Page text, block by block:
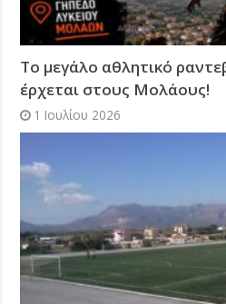
Το μεγάλο αθλητικό
έρχεται στους Μολάους!
1 Ιουλίου 2026